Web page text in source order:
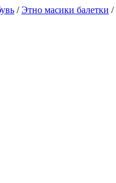
/Этно масики балетки /